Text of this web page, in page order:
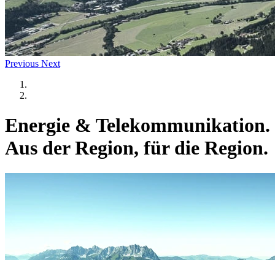
Previous Next
Energie & Telekommunikation.
Aus der Region, für die Region.